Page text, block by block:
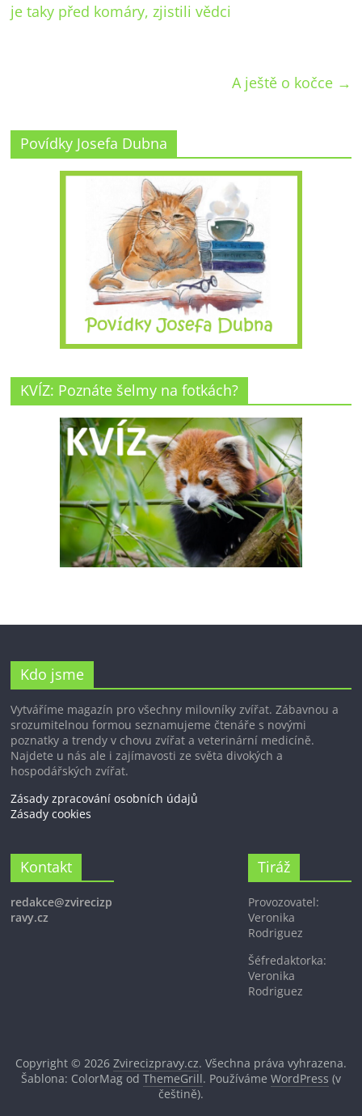
je taky před komáry, zjistili vědci
A ještě o kočce →
Povídky Josefa Dubna
KVÍZ: Poznáte šelmy na fotkách?
Kdo jsme
Vytváříme magazín pro všechny milovníky zvířat. Zábavnou a
srozumitelnou formou seznamujeme čtenáře s novými
poznatky a trendy v chovu zvířat a veterinární medicíně.
Najdete u nás ale i zajímavosti ze světa divokých a
hospodářských zvířat.
Zásady zpracování osobních údajů
Zásady cookies
Kontakt
redakce@zvirecizp
ravy.cz
Tiráž
Provozovatel:
Veronika
Rodriguez
Šéfredaktorka:
Veronika
Rodriguez
Copyright © 2026 Zvirecizpravy.cz. Všechna práva vyhrazena.
Šablona: ColorMag od ThemeGrill. Používáme WordPress (v
češtině).